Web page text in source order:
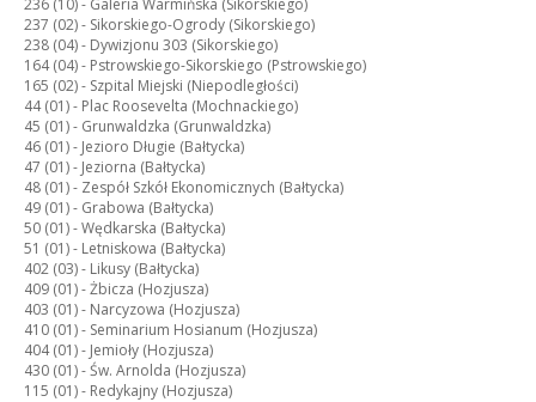
236 (10) - Galeria Warmińska (Sikorskiego)
237 (02) - Sikorskiego-Ogrody (Sikorskiego)
238 (04) - Dywizjonu 303 (Sikorskiego)
164 (04) - Pstrowskiego-Sikorskiego (Pstrowskiego)
165 (02) - Szpital Miejski (Niepodległości)
44 (01) - Plac Roosevelta (Mochnackiego)
45 (01) - Grunwaldzka (Grunwaldzka)
46 (01) - Jezioro Długie (Bałtycka)
47 (01) - Jeziorna (Bałtycka)
48 (01) - Zespół Szkół Ekonomicznych (Bałtycka)
49 (01) - Grabowa (Bałtycka)
50 (01) -Wędkarska (Bałtycka)
51 (01) - Letniskowa (Bałtycka)
402 (03) - Likusy (Bałtycka)
409 (01) -Żbicza (Hozjusza)
403 (01) - Narcyzowa (Hozjusza)
410 (01) - Seminarium Hosianum (Hozjusza)
404 (01) - Jemioły (Hozjusza)
430 (01) -Św. Arnolda (Hozjusza)
115 (01) - Redykajny (Hozjusza)